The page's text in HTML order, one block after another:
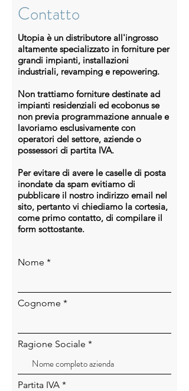
commerciali
L’unica cella fotovoltaica
base in solido metallo, che
fornisce una protezione
brevettata da rotture e
Contatto
Utopia è un distributore all'ingrosso
altamente specializzato in forniture per
grandi impianti, installazioni
industriali, revamping e repowering.
Non trattiamo forniture destinate ad
impianti residenziali ed ecobonus se
non previa programmazione annuale e
lavoriamo esclusivamente con
operatori del settore, aziende o
possessori di partita IVA.
Per evitare di avere le caselle di posta
inondate da spam evitiamo di
pubblicare il nostro indirizzo email nel
sito, pertanto vi chiediamo la cortesia,
come primo contatto, di compilare il
form sottostante.
Nome
Cognome
Ragione Sociale
Partita IVA